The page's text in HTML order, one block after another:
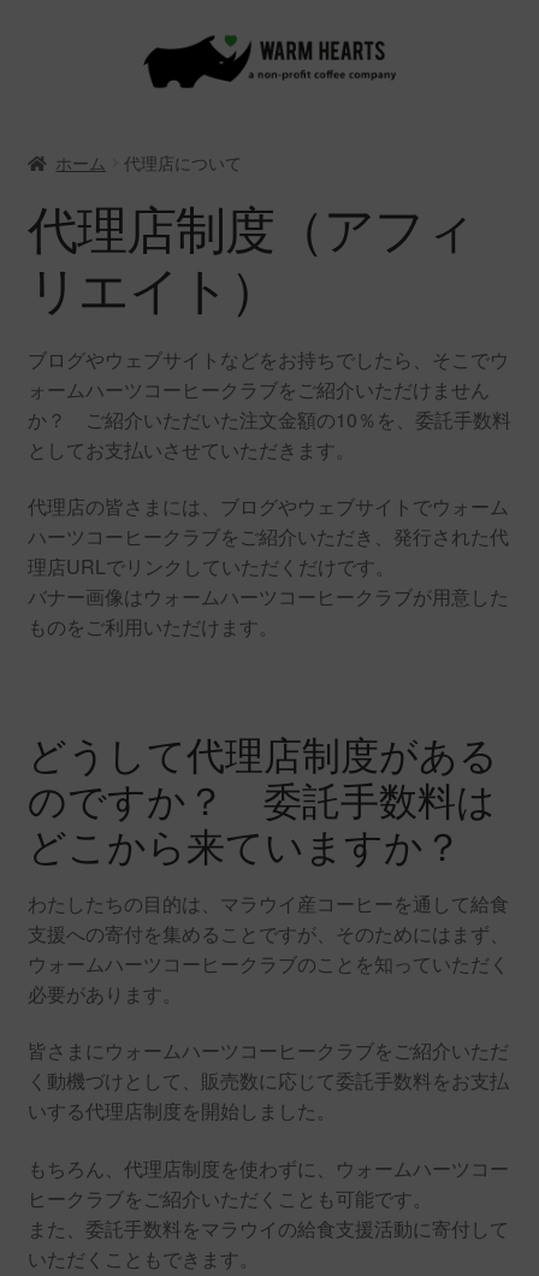
シ
ン
へ
ッ
プ
ツ
ス
キ
ホーム 代理店について
代理店制度（アフィ
リエイト）
ブログやウェブサイトなどをお持ちでしたら、そこでウ
ォームハーツコーヒークラブをご紹介いただけません
か？ ご紹介いただいた注文金額の10％を、委託手数料
としてお支払いさせていただきます。
代理店の皆さまには、ブログやウェブサイトでウォーム
ハーツコーヒークラブをご紹介いただき、発行された代
理店URLでリンクしていただくだけです。
バナー画像はウォームハーツコーヒークラブが用意した
ものをご利用いただけます。
どうして代理店制度がある
のですか？ 委託手数料は
どこから来ていますか？
わたしたちの目的は、マラウイ産コーヒーを通して給食
支援への寄付を集めることですが、そのためにはまず、
ウォームハーツコーヒークラブのことを知っていただく
必要があります。
皆さまにウォームハーツコーヒークラブをご紹介いただ
く動機づけとして、販売数に応じて委託手数料をお支払
いする代理店制度を開始しました。
もちろん、代理店制度を使わずに、ウォームハーツコー
ヒークラブをご紹介いただくことも可能です。
また、委託手数料をマラウイの給食支援活動に寄付して
いただくこともできます。